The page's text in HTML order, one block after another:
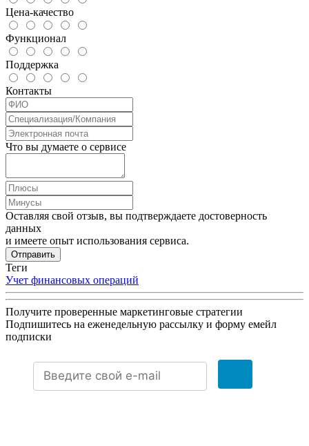
Цена-качество
Функционал
Поддержка
Контакты
Что вы думаете о сервисе
Оставляя свой отзыв, вы подтверждаете достоверность
данных
и имеете опыт использования сервиса.
Отправить
Теги
Учет финансовых операций
Получите проверенные маркетинговые стратегии
Подпишитесь на еженедельную рассылку и форму емейл
подписки